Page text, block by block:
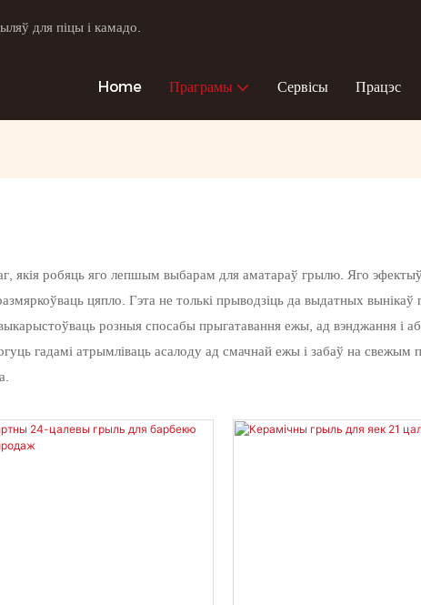
для піцы і камадо.
Home Праграмы Сервісы Працэс
якія робяць яго лепшым выбарам для аматараў грылю. Яго
цяпло. Гэта не толькі прыводзіць да выдатных
розныя спосабы прыгатавання ежы, ад вэнджання і
гадамі атрымліваць асалоду ад смачнай ежы і забаў на